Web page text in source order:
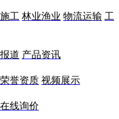
工 林业渔业 物流运输 工
道 产品资讯
荣誉资质 视频展示
在线询价